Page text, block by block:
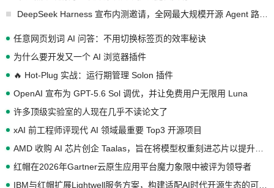
任意网页划词 AI 问答：不用切换标签页的效率秘诀
为什么要开发又一个 AI 浏览器插件
🔥 Hot-Plug 实战：运行期管理 Solon 插件
OpenAI 宣布为 GPT-5.6 Sol 调优，并让免费用户无限用 Luna
许多顶级实验室的人现在几乎不读论文了
xAI 前工程师评现代 AI 领域最重要 Top3 开源项目
红帽在2026年Gartner云原生应用平台魔力象限中被评为领导者